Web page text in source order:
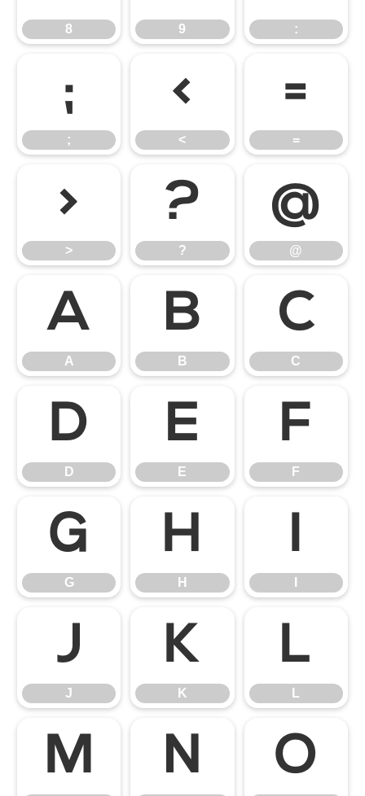
8 9 :
;
;
<
<
=
=
>
>
?
?
@
@
A
A
B
B
C
C
D
D
E
E
F
F
G
G
H
H
I
J
J
K
K
L
L
M N O